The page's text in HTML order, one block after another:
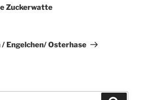
Zuckerwatte
Engelchen/ Osterhase